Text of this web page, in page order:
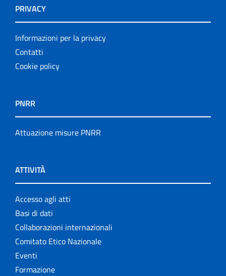
PRIVACY
Informazioni per la privacy
Contatti
Cookie policy
PNRR
Attuazione misure PNRR
ATTIVITÀ
Accesso agli atti
Basi di dati
Collaborazioni internazionali
Comitato Etico Nazionale
Eventi
Formazione